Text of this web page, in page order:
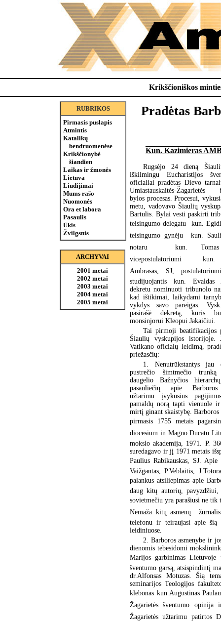
Krikščioniškos
RUBRIKOS
Pirmasis puslapis
Atmintis
Katalikų
bendruomenėse
Krikščionybė
šiandien
Laikas ir žmonės
Lietuva
Liudijimai
Mums rašo
Nuomonės
Ora et labora
Pasaulis
Ūkis
Žvilgsnis
ARCHYVAI
2001 metai
2002 metai
2003 metai
2004 metai
2005 metai
Pradėtas
Kun. Kazimieras
Rugsėjo 24 dieną
iškilmingu Eucharistijos
oficialiai pradėtas Dievo
Umiastauskaitės-Žagarietės
bylos procesas. Procesui,
metu, vadovavo Šiaulių
Bartulis. Bylai vesti paskirti
teisingumo delegatu  kun.
teisingumo gynėju  kun.
notaru  kun. Tomas
vicepostulatoriumi  kun.
Ambrasas, SJ,
studijuojantis kun. Evaldas
dekretu nominuoti tribunolo
kad ištikimai, laikydami
vykdys savo pareigas.
pasirašė dekretą, kuris
monsinjorui Kleopui Jakaičiui.
Tai pirmoji beatifikacijos
Šiaulių vyskupijos istorijoje.
Vatikano oficialų leidimą,
priežasčių:
1. Nenutrūkstantys jau
pustrečio šimtmečio trunką
daugelio Bažnyčios
pasauliečių apie Barboros
užtarimu įvykusius
pamaldų norą tapti vienuole
mirtį ginant skaistybę.
pirmasis 1755 metais
diocesium in Magno Ducatu
mokslo akademija, 1971. P.
suredagavo ir jį 1971 metais
Paulius Rabikauskas, SJ.
Vaižgantas, P.Veblaitis,
palankus atsiliepimas apie
daug kitų autorių, pavyzdžiui,
sovietmečiu yra parašiusi ne tik
Nemaža kitų asmenų 
telefonu ir teiraujasi apie šią
leidiniuose.
2. Barboros asmenybe ir
dienomis tebesidomi
Marijos garbinimas
šventumo garsą, atsispindintį
dr.Alfonsas Motuzas. Šią
seminarijos Teologijos
klebonas kun.Augustinas
Žagarietės šventumo opinija
Žagarietės užtarimu patirtos